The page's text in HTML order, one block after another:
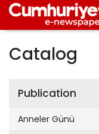
Catalog
Publication
Anneler Günü